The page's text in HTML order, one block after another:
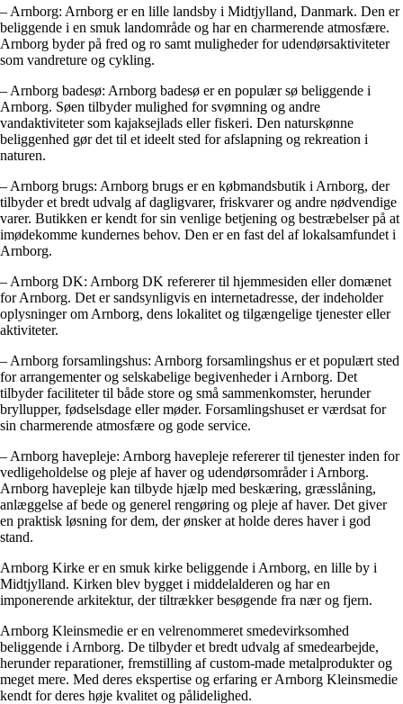
– Arnborg: Arnborg er en lille landsby i Midtjylland, Danmark. Den er
beliggende i en smuk landområde og har en charmerende atmosfære.
Arnborg byder på fred og ro samt muligheder for udendørsaktiviteter
som vandreture og cykling.
– Arnborg badesø: Arnborg badesø er en populær sø beliggende i
Arnborg. Søen tilbyder mulighed for svømning og andre
vandaktiviteter som kajaksejlads eller fiskeri. Den naturskønne
beliggenhed gør det til et ideelt sted for afslapning og rekreation i
naturen.
– Arnborg brugs: Arnborg brugs er en købmandsbutik i Arnborg, der
tilbyder et bredt udvalg af dagligvarer, friskvarer og andre nødvendige
varer. Butikken er kendt for sin venlige betjening og bestræbelser på at
imødekomme kundernes behov. Den er en fast del af lokalsamfundet i
Arnborg.
– Arnborg DK: Arnborg DK refererer til hjemmesiden eller domænet
for Arnborg. Det er sandsynligvis en internetadresse, der indeholder
oplysninger om Arnborg, dens lokalitet og tilgængelige tjenester eller
aktiviteter.
– Arnborg forsamlingshus: Arnborg forsamlingshus er et populært sted
for arrangementer og selskabelige begivenheder i Arnborg. Det
tilbyder faciliteter til både store og små sammenkomster, herunder
bryllupper, fødselsdage eller møder. Forsamlingshuset er værdsat for
sin charmerende atmosfære og gode service.
– Arnborg havepleje: Arnborg havepleje refererer til tjenester inden for
vedligeholdelse og pleje af haver og udendørsområder i Arnborg.
Arnborg havepleje kan tilbyde hjælp med beskæring, græsslåning,
anlæggelse af bede og generel rengøring og pleje af haver. Det giver
en praktisk løsning for dem, der ønsker at holde deres haver i god
stand.
Arnborg Kirke er en smuk kirke beliggende i Arnborg, en lille by i
Midtjylland. Kirken blev bygget i middelalderen og har en
imponerende arkitektur, der tiltrækker besøgende fra nær og fjern.
Arnborg Kleinsmedie er en velrenommeret smedevirksomhed
beliggende i Arnborg. De tilbyder et bredt udvalg af smedearbejde,
herunder reparationer, fremstilling af custom-made metalprodukter og
meget mere. Med deres ekspertise og erfaring er Arnborg Kleinsmedie
kendt for deres høje kvalitet og pålidelighed.